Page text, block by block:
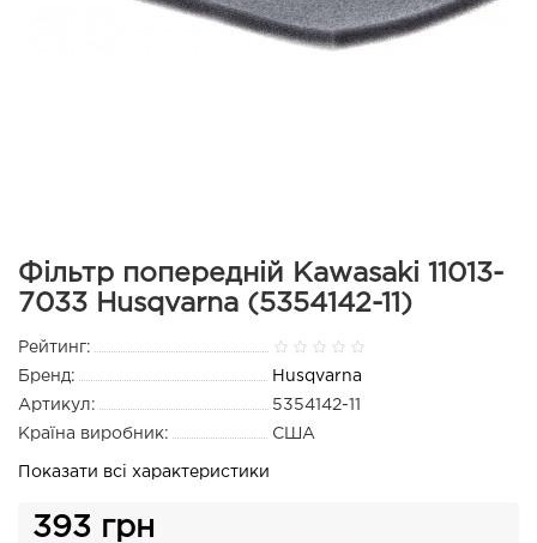
Фільтр попередній Kawasaki 11013-
7033 Husqvarna (5354142-11)
Рейтинг:
Бренд:
Husqvarna
Артикул:
5354142-11
Країна виробник:
США
Показати всі характеристики
393 грн